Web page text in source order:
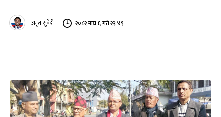
अमृत सुवेदी २०८२ माघ ६ गते २२:४९